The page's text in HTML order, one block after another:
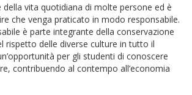
vita quotidiana di molte persone ed è
che venga praticato in modo responsabile.
è parte integrante della conservazione
rispetto delle diverse culture in tutto il
per gli studenti di conoscere
contribuendo al contempo all’economia